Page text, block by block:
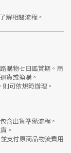
解相關流程。
購物七日鑑賞期 。商
貨或換購。
可依規範辦理。
含出貨準備流程。
。
支付原商品物流費用